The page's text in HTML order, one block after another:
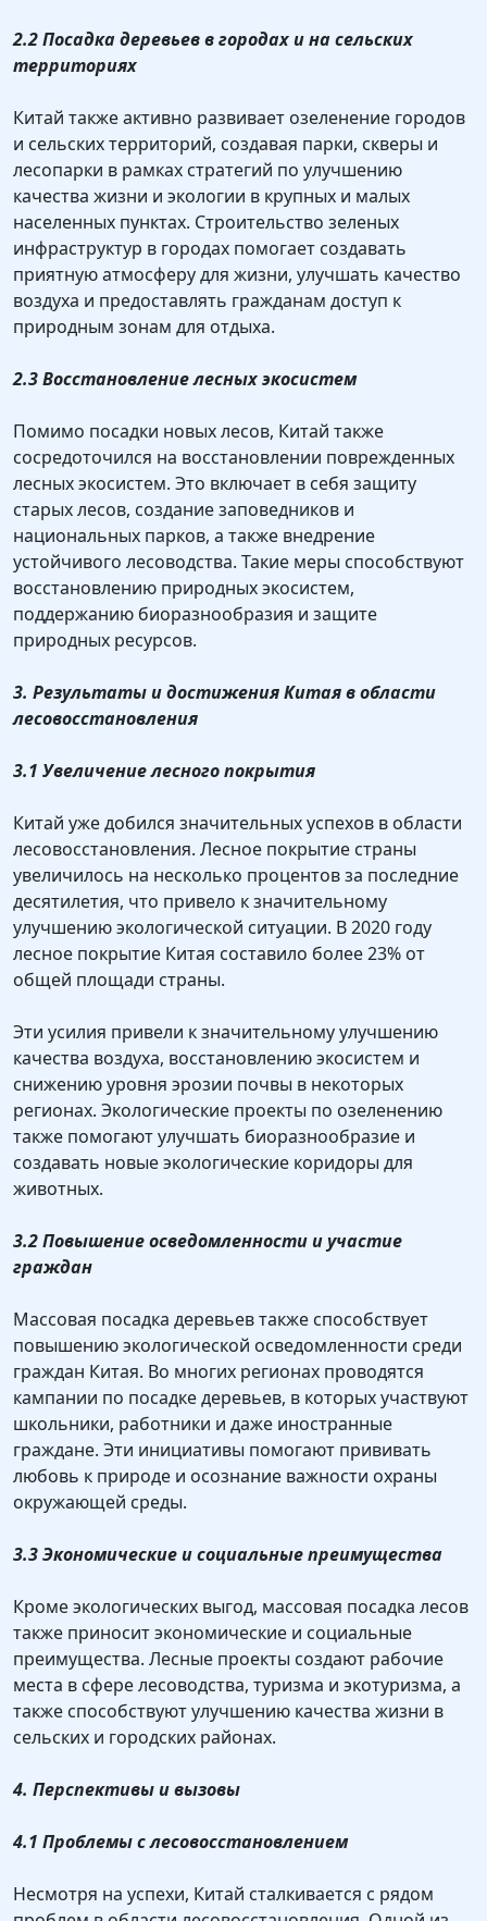
2.2 Посадка деревьев в городах и на сельских
территориях
Китай также активно развивает озеленение городов
и сельских территорий, создавая парки, скверы и
лесопарки в рамках стратегий по улучшению
качества жизни и экологии в крупных и малых
населенных пунктах. Строительство зеленых
инфраструктур в городах помогает создавать
приятную атмосферу для жизни, улучшать качество
воздуха и предоставлять гражданам доступ к
природным зонам для отдыха.
2.3 Восстановление лесных экосистем
Помимо посадки новых лесов, Китай также
сосредоточился на восстановлении поврежденных
лесных экосистем. Это включает в себя защиту
старых лесов, создание заповедников и
национальных парков, а также внедрение
устойчивого лесоводства. Такие меры способствуют
восстановлению природных экосистем,
поддержанию биоразнообразия и защите
природных ресурсов.
3. Результаты и достижения Китая в области
лесовосстановления
3.1 Увеличение лесного покрытия
Китай уже добился значительных успехов в области
лесовосстановления. Лесное покрытие страны
увеличилось на несколько процентов за последние
десятилетия, что привело к значительному
улучшению экологической ситуации. В 2020 году
лесное покрытие Китая составило более 23% от
общей площади страны.
Эти усилия привели к значительному улучшению
качества воздуха, восстановлению экосистем и
снижению уровня эрозии почвы в некоторых
регионах. Экологические проекты по озеленению
также помогают улучшать биоразнообразие и
создавать новые экологические коридоры для
животных.
3.2 Повышение осведомленности и участие
граждан
Массовая посадка деревьев также способствует
повышению экологической осведомленности среди
граждан Китая. Во многих регионах проводятся
кампании по посадке деревьев, в которых участвуют
школьники, работники и даже иностранные
граждане. Эти инициативы помогают прививать
любовь к природе и осознание важности охраны
окружающей среды.
3.3 Экономические и социальные преимущества
Кроме экологических выгод, массовая посадка лесов
также приносит экономические и социальные
преимущества. Лесные проекты создают рабочие
места в сфере лесоводства, туризма и экотуризма, а
также способствуют улучшению качества жизни в
сельских и городских районах.
4. Перспективы и вызовы
4.1 Проблемы с лесовосстановлением
Несмотря на успехи, Китай сталкивается с рядом